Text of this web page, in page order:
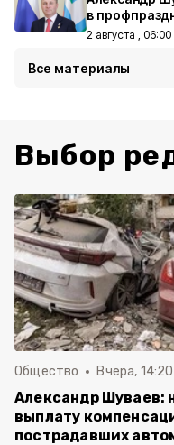
в
2 августа , 06:00
Все материалы
Выбор
Общество Вчера, 14:20
Александр Шуваев:
выплату
пострадавших